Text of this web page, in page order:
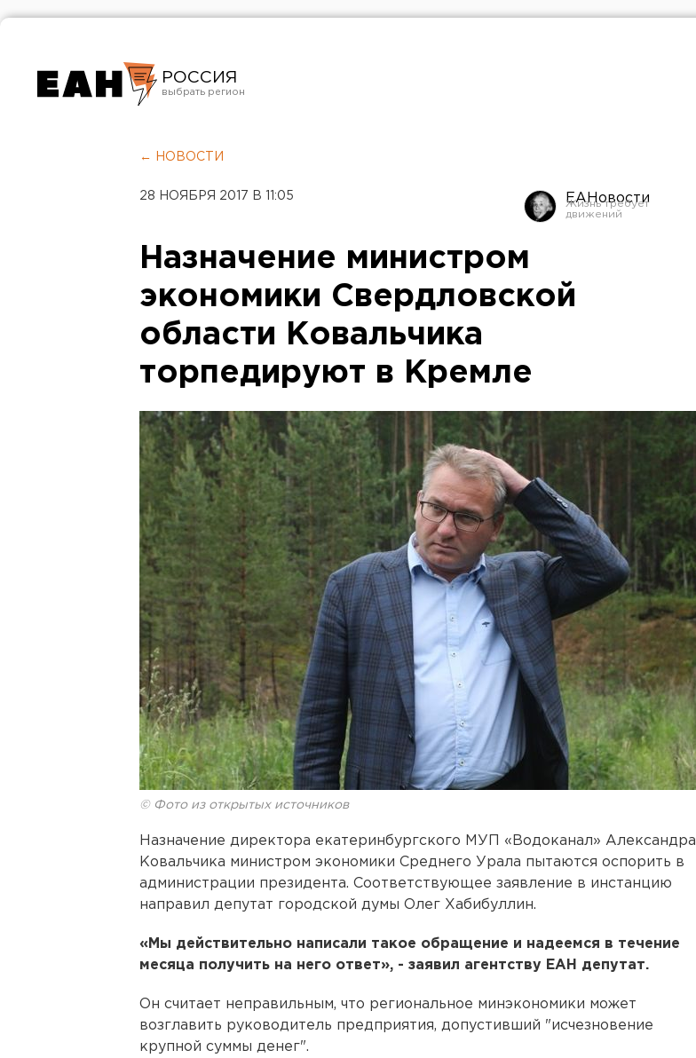
РОССИЯ
Челябинск
← НОВОСТИ
28 НОЯБРЯ 2017 В 11:05 ЕАНовости
Назначение министром
экономики Свердловской
области Ковальчика
торпедируют в Кремле
© Фото из открытых источников
Назначение директора екатеринбургского МУП «Водоканал» Александра
Ковальчика министром экономики Среднего Урала пытаются оспорить в
администрации президента. Соответствующее заявление в инстанцию
направил депутат городской думы Олег Хабибуллин.
«Мы действительно написали такое обращение и надеемся в течение
месяца получить на него ответ», - заявил агентству ЕАН депутат.
Он считает неправильным, что региональное минэкономики может
возглавить руководитель предприятия, допустивший "исчезновение
крупной суммы денег".